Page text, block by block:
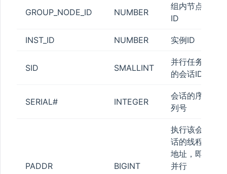
GROUP_NODE_ID NUMBER
组内节点
ID
INST_ID NUMBER 实例ID
SID SMALLINT
并行任务
的会话ID
SERIAL# INTEGER
会话的序
列号
PADDR BIGINT
执行该会
话的线程
地址，即
并行